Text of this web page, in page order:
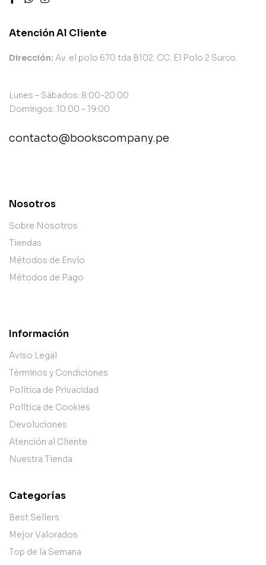
Atención Al Cliente
Dirección: Av. el polo 670 tda B102. CC. El Polo 2 Surco.
Lunes – Sábados: 8:00-20:00
Domingos: 10:00 – 19:00
contacto@bookscompany.pe
Nosotros
Sobre Nosotros
Tiendas
Métodos de Envío
Métodos de Pago
Información
Aviso Legal
Términos y Condiciones
Política de Privacidad
Política de Cookies
Devoluciones
Atención al Cliente
Nuestra Tienda
Categorías
Best Sellers
Mejor Valorados
Top de la Semana